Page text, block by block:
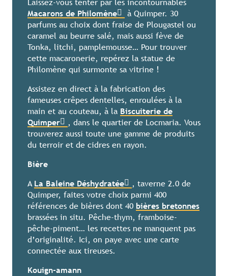
Laissez-vous tenter par les incontournables
Macarons de Philomène
à Quimper. 30
parfums au choix dont fraise de Plougastel ou
caramel au beurre salé, mais aussi fève de
Tonka, litchi, pamplemousse… Pour trouver
cette macaronerie, repérez la statue de
Philomène qui surmonte sa vitrine !
Assistez en direct à la fabrication des
fameuses crêpes dentelles, enroulées à la
main et au couteau, à la Biscuiterie de
Quimper
, dans le quartier de Locmaria. Vous
trouverez aussi toute une gamme de produits
du terroir et de cidres en rayon.
Bière
A La Baleine Déshydratée
, taverne 2.0 de
Quimper, faites votre choix parmi 400
références de bières dont 40 bières bretonnes
brassées in situ. Pêche-thym, framboise-
pêche-piment… les recettes ne manquent pas
d’originalité. Ici, on paye avec une carte
connectée aux tireuses.
Kouign-amann